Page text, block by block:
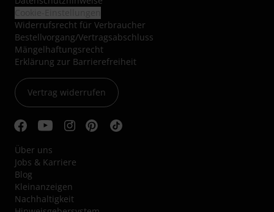
Widerrufsrecht für Verbraucher
Bestellvorgang/Vertragsabschluss
Mängelhaftungsrecht
Erklärung zur Barrierefreiheit
Vertrag widerrufen
Über uns
Jobs & Karriere
Blog
Kleinanzeigen
Nachhaltigkeit